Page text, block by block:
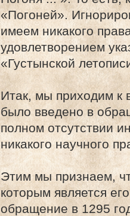
«Погоней».
имеем никакого
удовлетворением
«Густынской
Итак, мы приходим к
было введено в
полном отсутствии
никакого научного
Этим мы признаем,
которым является
обращение в 1295